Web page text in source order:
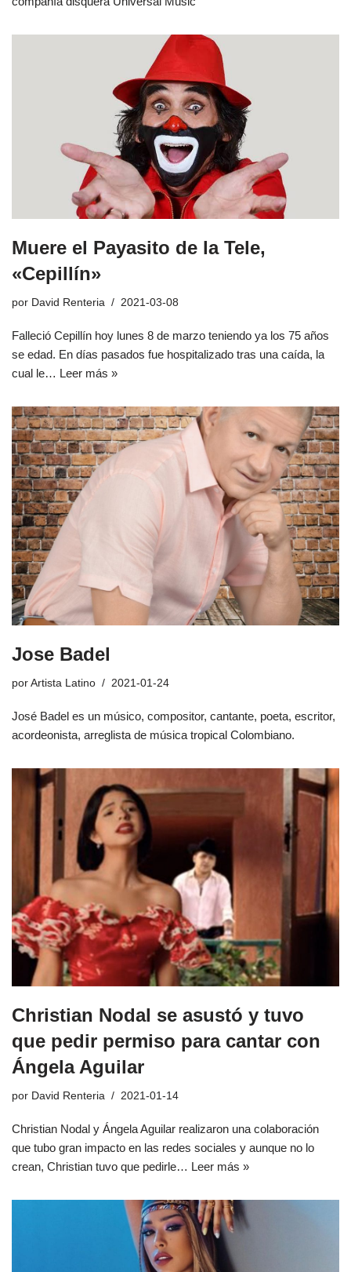
Muere el Payasito de la Tele,
«Cepillín»
por David Renteria 2021-03-08
Falleció Cepillín hoy lunes 8 de marzo teniendo ya los 75 años
se edad. En días pasados fue hospitalizado tras una caída, la
cual le… Leer más »
Jose Badel
por Artista Latino 2021-01-24
José Badel es un músico, compositor, cantante, poeta, escritor,
acordeonista, arreglista de música tropical Colombiano.
Christian Nodal se asustó y tuvo
que pedir permiso para cantar con
Ángela Aguilar
por David Renteria 2021-01-14
Christian Nodal y Ángela Aguilar realizaron una colaboración
que tubo gran impacto en las redes sociales y aunque no lo
crean, Christian tuvo que pedirle… Leer más »